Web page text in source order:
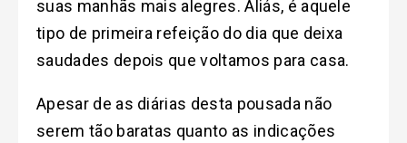
suas manhãs mais alegres. Aliás, é aquele
tipo de primeira refeição do dia que deixa
saudades depois que voltamos para casa.
Apesar de as diárias desta pousada não
serem tão baratas quanto as indicações